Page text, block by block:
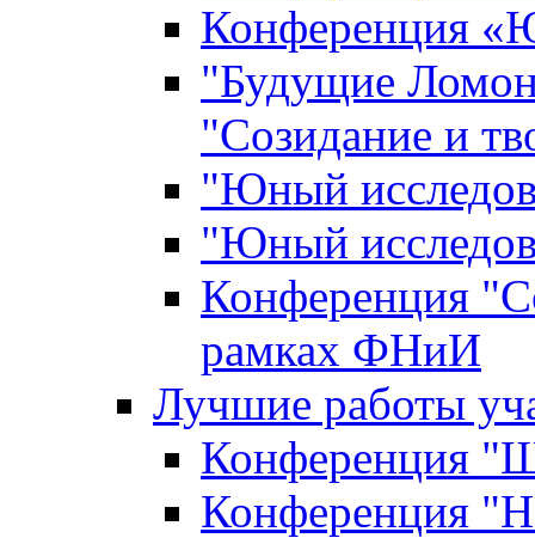
Конференция
"Будущие
"Созидание и
"Юный
"Юный
Конференция
рамках ФНиИ
Лучшие работы
Конференция
Конференция